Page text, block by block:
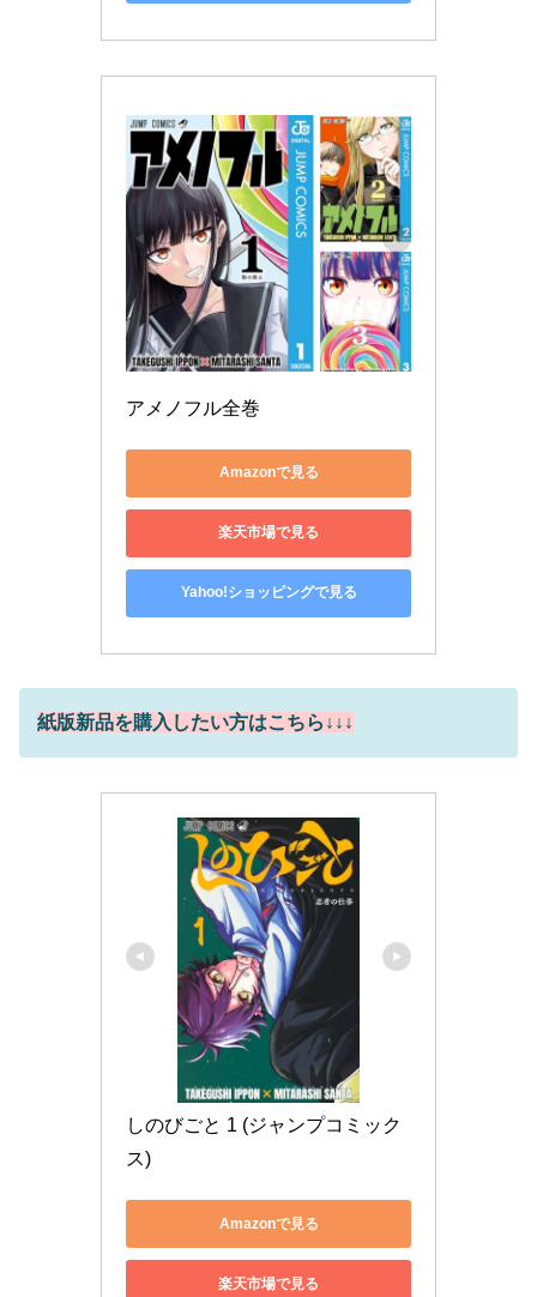
アメノフル全巻
Amazonで見る
楽天市場で見る
Yahoo!ショッピングで見る
紙版新品を購入したい方はこちら↓↓↓
しのびごと 1 (ジャンプコミック
ス)
Amazonで見る
楽天市場で見る